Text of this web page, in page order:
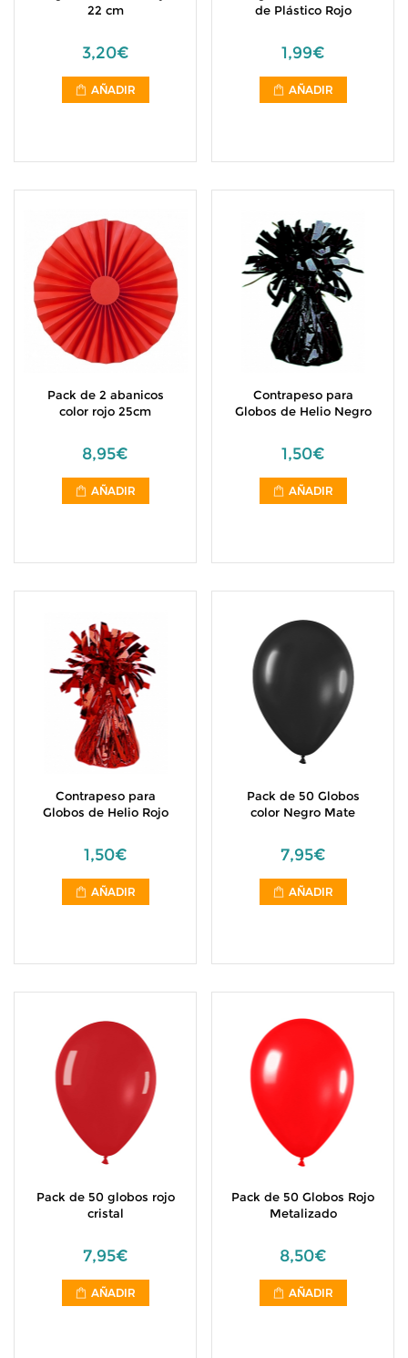
22 cm
3,20€
AÑADIR
de Plástico Rojo
1,99€
AÑADIR
Pack de 2 abanicos
color rojo 25cm
8,95€
AÑADIR
Contrapeso para
Globos de Helio Negro
1,50€
AÑADIR
Contrapeso para
Globos de Helio Rojo
1,50€
AÑADIR
Pack de 50 Globos
color Negro Mate
7,95€
AÑADIR
Pack de 50 globos rojo
cristal
7,95€
AÑADIR
Pack de 50 Globos Rojo
Metalizado
8,50€
AÑADIR